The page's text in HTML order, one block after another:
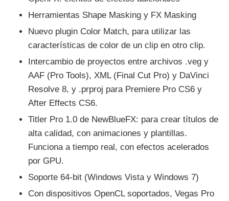
Herramientas Shape Masking y FX Masking
Nuevo plugin Color Match, para utilizar las
características de color de un clip en otro clip.
Intercambio de proyectos entre archivos .veg y
AAF (Pro Tools), XML (Final Cut Pro) y DaVinci
Resolve 8, y .prproj para Premiere Pro CS6 y
After Effects CS6.
Titler Pro 1.0 de NewBlueFX: para crear títulos de
alta calidad, con animaciones y plantillas.
Funciona a tiempo real, con efectos acelerados
por GPU.
Soporte 64-bit (Windows Vista y Windows 7)
Con dispositivos OpenCL soportados, Vegas Pro